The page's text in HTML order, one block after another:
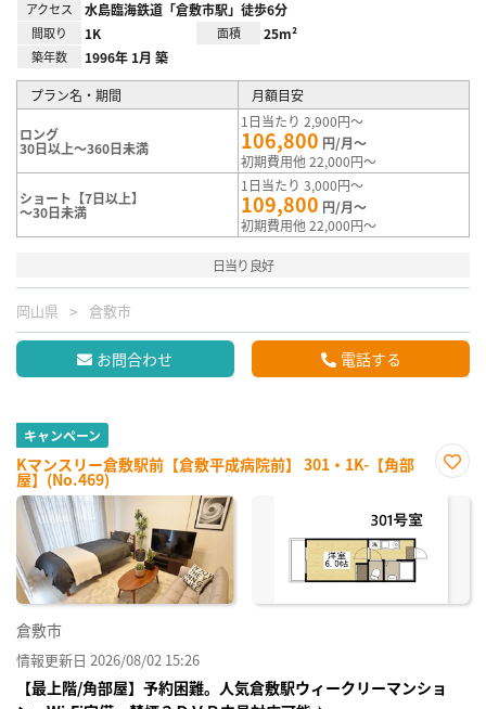
アクセス 水島臨海鉄道「倉敷市駅」徒歩6分
間取り 1K 面積 25m²
築年数 1996年 1月 築
プラン名・期間 月額目安
ロング
30日以上～360日未満
1日当たり 2,900円～
106,800 円/月～
初期費用他 22,000円～
ショート【7日以上】
～30日未満
1日当たり 3,000円～
109,800 円/月～
初期費用他 22,000円～
日当り良好
岡山県 倉敷市
お問合わせ 電話する
キャンペーン
Kマンスリー倉敷駅前【倉敷平成病院前】 301・1K-【角部
屋】(No.469)
に入
倉敷市
情報更新日 2026/08/02 15:26
【最上階/角部屋】予約困難。人気倉敷駅ウィークリーマンショ